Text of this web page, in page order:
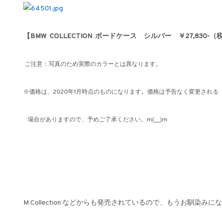
【BMW COLLECTION ボードケース シルバー ￥27,830-（税
ご注意：写真のため実際のカラーとは異なります。
※価格は、2020年1月時点のものになります。価格は予告なく変更される
場合がありますので、予めご了承ください。m(__)m
M Collection などからも発売されているので、もうお馴染みに